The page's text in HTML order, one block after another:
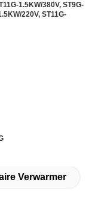
1.5KW/380V, ST9G-
220V, ST11G-
Verwarmer